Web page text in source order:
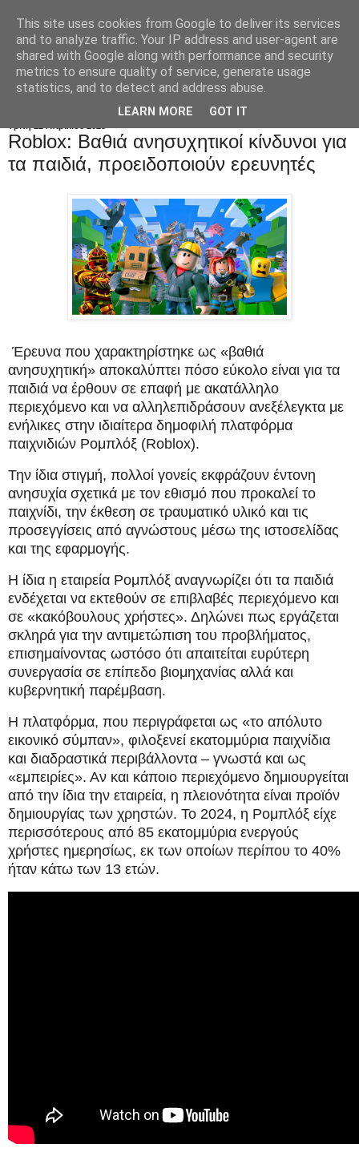
Roblox: Βαθιά ανησυχητικοί κίνδυνοι για
τα παιδιά, προειδοποιούν ερευνητές
Έρευνα που χαρακτηρίστηκε ως «βαθιά
ανησυχητική» αποκαλύπτει πόσο εύκολο είναι για τα
παιδιά να έρθουν σε επαφή με ακατάλληλο
περιεχόμενο και να αλληλεπιδράσουν ανεξέλεγκτα με
ενήλικες στην ιδιαίτερα δημοφιλή πλατφόρμα
παιχνιδιών Ρομπλόξ (Roblox).
Την ίδια στιγμή, πολλοί γονείς εκφράζουν έντονη
ανησυχία σχετικά με τον εθισμό που προκαλεί το
παιχνίδι, την έκθεση σε τραυματικό υλικό και τις
προσεγγίσεις από αγνώστους μέσω της ιστοσελίδας
και της εφαρμογής.
Η ίδια η εταιρεία Ρομπλόξ αναγνωρίζει ότι τα παιδιά
ενδέχεται να εκτεθούν σε επιβλαβές περιεχόμενο και
σε «κακόβουλους χρήστες». Δηλώνει πως εργάζεται
σκληρά για την αντιμετώπιση του προβλήματος,
επισημαίνοντας ωστόσο ότι απαιτείται ευρύτερη
συνεργασία σε επίπεδο βιομηχανίας αλλά και
κυβερνητική παρέμβαση.
Η πλατφόρμα, που περιγράφεται ως «το απόλυτο
εικονικό σύμπαν», φιλοξενεί εκατομμύρια παιχνίδια
και διαδραστικά περιβάλλοντα – γνωστά και ως
«εμπειρίες». Αν και κάποιο περιεχόμενο δημιουργείται
από την ίδια την εταιρεία, η πλειονότητα είναι προϊόν
δημιουργίας των χρηστών. Το 2024, η Ρομπλόξ είχε
περισσότερους από 85 εκατομμύρια ενεργούς
χρήστες ημερησίως, εκ των οποίων περίπου το 40%
ήταν κάτω των 13 ετών.
This site uses cookies from Google to deliver its services
and to analyze traffic. Your IP address and user-agent are
shared with Google along with performance and security
metrics to ensure quality of service, generate usage
statistics, and to detect and address abuse.
LEARN MORE GOT IT